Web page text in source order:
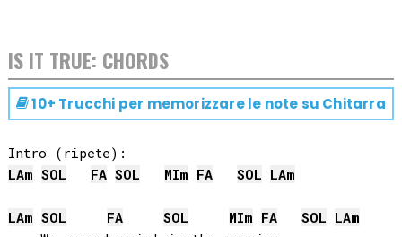
IS IT TRUE: CHORDS
10+ Trucchi per memorizzare le note su Chitarra
LAm SOL FA SOL MIm FA SOL LAm
LAm SOL FA SOL MIm FA SOL LAm